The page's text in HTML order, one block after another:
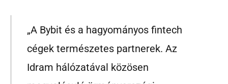
„A Bybit és a hagyományos fintech
cégek természetes partnerek. Az
Idram hálózatával közösen